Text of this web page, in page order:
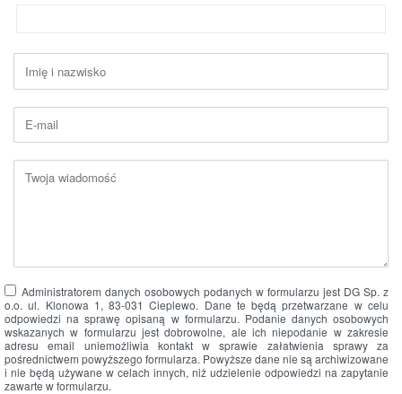
Administratorem danych osobowych podanych w formularzu jest DG Sp. z
o.o. ul. Klonowa 1, 83-031 Cieplewo. Dane te będą przetwarzane w celu
odpowiedzi na sprawę opisaną w formularzu. Podanie danych osobowych
wskazanych w formularzu jest dobrowolne, ale ich niepodanie w zakresie
adresu email uniemożliwia kontakt w sprawie załatwienia sprawy za
pośrednictwem powyższego formularza. Powyższe dane nie są archiwizowane
i nie będą używane w celach innych, niż udzielenie odpowiedzi na zapytanie
zawarte w formularzu.